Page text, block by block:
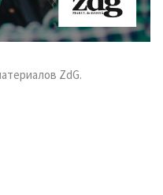
ZdG.